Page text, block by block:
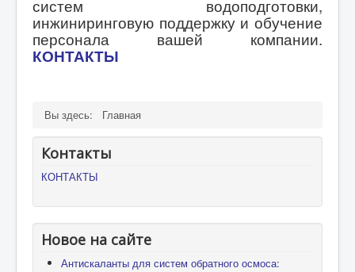
систем водоподготовки,
инжиниринговую поддержку и обучение
персонала вашей компании.
КОНТАКТЫ
Вы здесь: Главная
Контакты
КОНТАКТЫ
Новое на сайте
Антискаланты для систем обратного осмоса: